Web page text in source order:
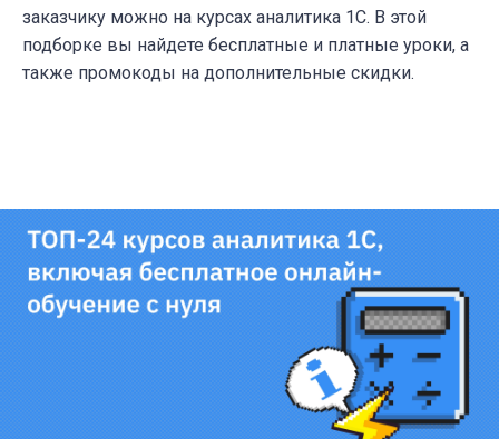
заказчику можно на курсах аналитика 1С. В этой
подборке вы найдете бесплатные и платные уроки, а
также промокоды на дополнительные скидки.